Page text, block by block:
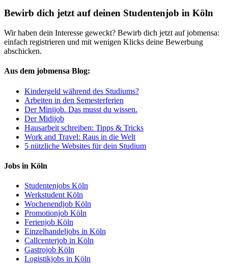
Bewirb dich jetzt auf deinen Studentenjob in Köln
Wir haben dein Interesse geweckt? Bewirb dich jetzt auf jobmensa:
einfach registrieren und mit wenigen Klicks deine Bewerbung
abschicken.
Aus dem jobmensa Blog:
Kindergeld während des Studiums?
Arbeiten in den Semesterferien
Der Minijob. Das musst du wissen.
Der Midijob
Hausarbeit schreiben: Tipps & Tricks
Work and Travel: Raus in die Welt
5 nützliche Websites für dein Studium
Jobs in Köln
Studentenjobs Köln
Werkstudent Köln
Wochenendjob Köln
Promotionjob Köln
Ferienjob Köln
Einzelhandeljobs in Köln
Callcenterjob in Köln
Gastrojob Köln
Logistikjobs in Köln